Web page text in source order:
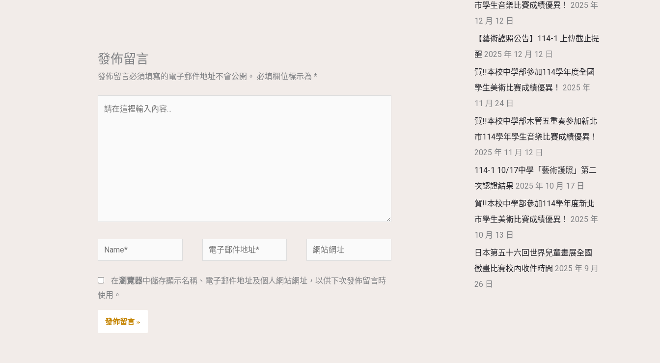
發佈留言
發佈留言必須填寫的電子郵件地址不會公開。 必填欄位標示為 *
Name*
電
子
網
站
在瀏覽器中儲存顯示名稱、電子郵件地址及個人網站網址，以供下次發佈留言時
使用。
市學生音樂比賽成績優異！ 2025 年
12 月 12 日
【藝術護照公告】114-1 上傳截止提
醒 2025 年 12 月 12 日
賀!!本校中學部參加114學年度全國
學生美術比賽成績優異！ 2025 年
11 月 24 日
賀!!本校中學部木管五重奏參加新北
市114學年學生音樂比賽成績優異！
2025 年 11 月 12 日
114-1 10/17中學「藝術護照」第二
次認證結果 2025 年 10 月 17 日
賀!!本校中學部參加114學年度新北
市學生美術比賽成績優異！ 2025 年
10 月 13 日
日本第五十六回世界兒童畫展全國
徵畫比賽校內收件時間 2025 年 9 月
26 日